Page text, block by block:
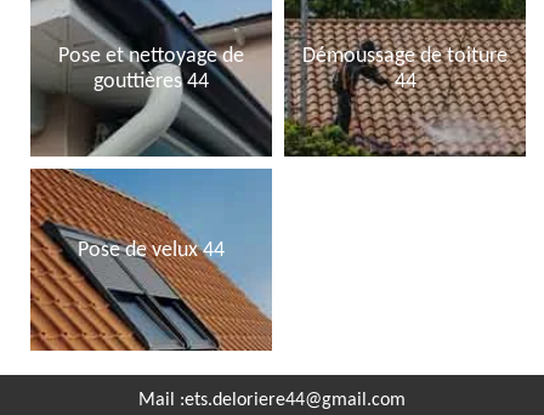
Pose et nettoyage de
gouttières 44
Démoussage de toiture
44
Pose de velux 44
Mail :ets.deloriere44@gmail.com